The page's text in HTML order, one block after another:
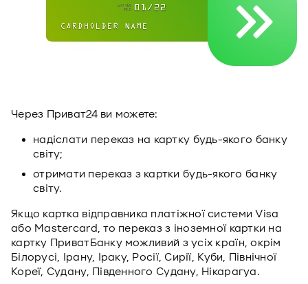
Через Приват24 ви можете:
надіслати переказ на картку будь-якого банку
світу;
отримати переказ з картки будь-якого банку
світу.
Якщо картка відправника платіжної системи Visa
або Mastercard, то переказ з іноземної картки на
картку ПриватБанку можливий з усіх країн, окрім
Білорусі, Ірану, Іраку, Росії, Сирії, Куби, Північної
Кореї, Судану, Південного Судану, Нікарагуа.